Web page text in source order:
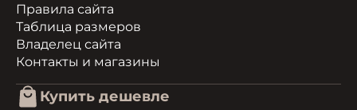
Правила сайта
Таблица размеров
Владелец сайта
Контакты и магазины
Купить дешевле